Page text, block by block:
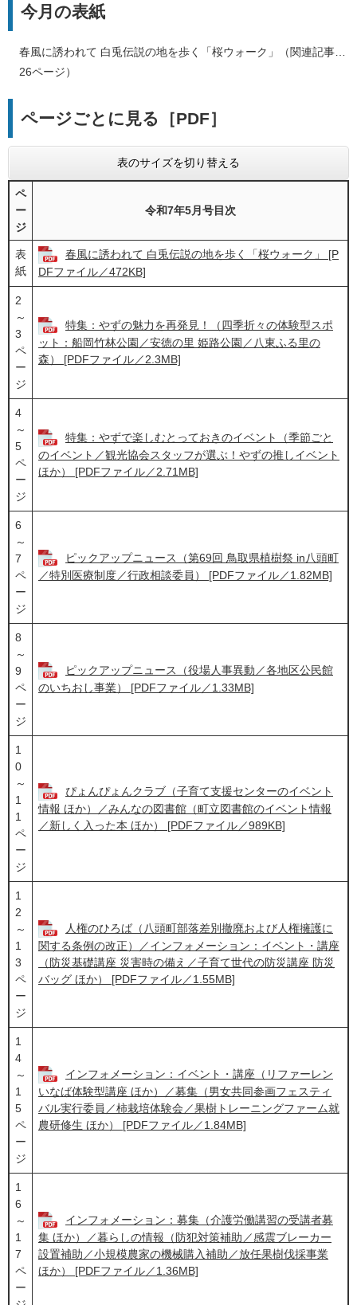
今月の表紙
春風に誘われて 白兎伝説の地を歩く「桜ウォーク」（関連記事…
26ページ）
ページごとに見る［PDF］
表のサイズを切り替える
ペ
ー
ジ
令和7年5月号目次
表
紙
春風に誘われて 白兎伝説の地を歩く「桜ウォーク」 [P
DFファイル／472KB]
2
～
3
ペ
ー
ジ
特集：やずの魅力を再発見！（四季折々の体験型スポ
ット：船岡竹林公園／安徳の里 姫路公園／八東ふる里の
森） [PDFファイル／2.3MB]
4
～
5
ペ
ー
ジ
特集：やずで楽しむとっておきのイベント（季節ごと
のイベント／観光協会スタッフが選ぶ！やずの推しイベント
ほか） [PDFファイル／2.71MB]
6
～
7
ペ
ー
ジ
ピックアップニュース（第69回 鳥取県植樹祭 in八頭町
／特別医療制度／行政相談委員） [PDFファイル／1.82MB]
8
～
9
ペ
ー
ジ
ピックアップニュース（役場人事異動／各地区公民館
のいちおし事業） [PDFファイル／1.33MB]
1
0
～
1
1
ペ
ー
ジ
ぴょんぴょんクラブ（子育て支援センターのイベント
情報 ほか）／みんなの図書館（町立図書館のイベント情報
／新しく入った本 ほか） [PDFファイル／989KB]
1
2
～
1
3
ペ
ー
ジ
人権のひろば（八頭町部落差別撤廃および人権擁護に
関する条例の改正）／インフォメーション：イベント・講座
（防災基礎講座 災害時の備え／子育て世代の防災講座 防災
バッグ ほか） [PDFファイル／1.55MB]
1
4
～
1
5
ペ
ー
ジ
インフォメーション：イベント・講座（リファーレン
いなば体験型講座 ほか）／募集（男女共同参画フェスティ
バル実行委員／柿栽培体験会／果樹トレーニングファーム就
農研修生 ほか） [PDFファイル／1.84MB]
1
6
～
1
7
ペ
ー
インフォメーション：募集（介護労働講習の受講者募
集 ほか）／暮らしの情報（防犯対策補助／感震ブレーカー
設置補助／小規模農家の機械購入補助／放任果樹伐採事業
ほか） [PDFファイル／1.36MB]